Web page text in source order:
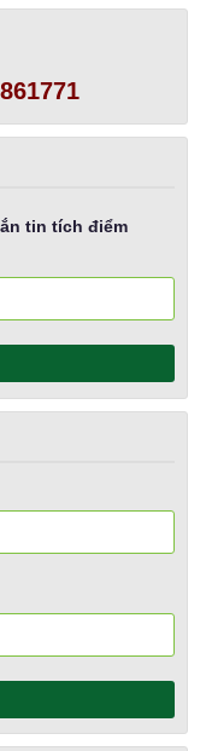
tin tích điểm